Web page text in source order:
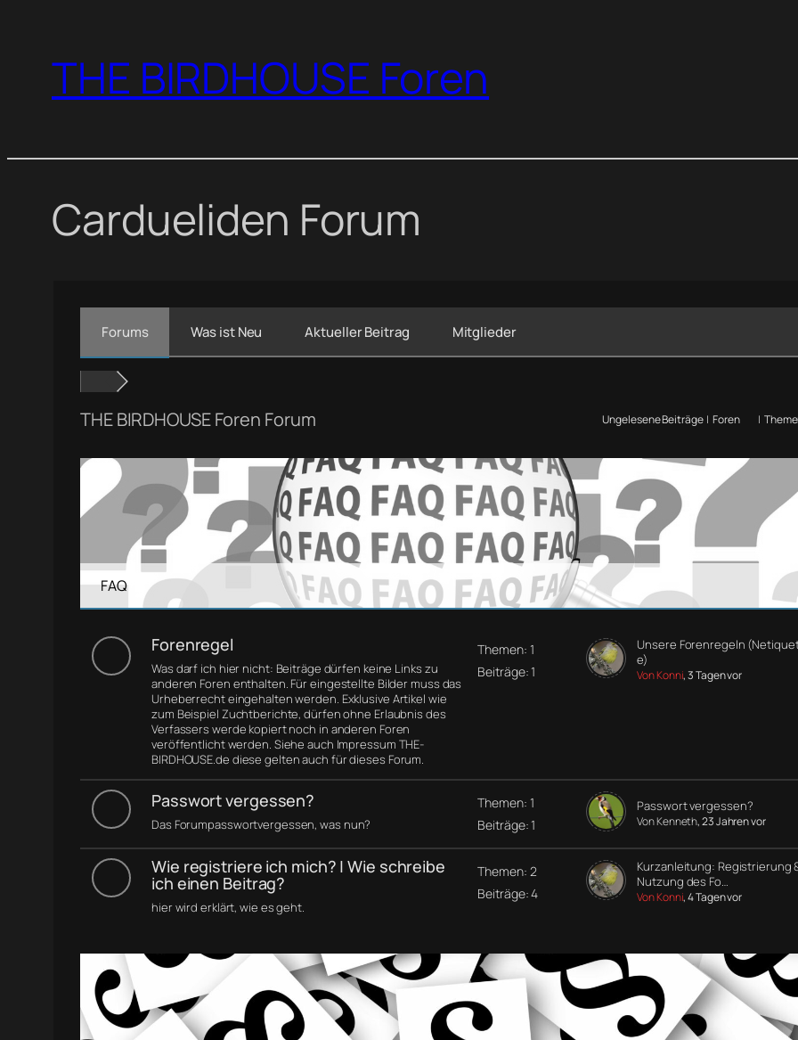
springenTHE BIRDHOUSE Foren
Cardueliden Forum
Forums Was ist Neu Aktueller Beitrag Mitglieder
THE BIRDHOUSE Foren Forum Ungelesene Beiträge | Foren |
FAQ
Forenregel
Was darf ich hier nicht: Beiträge dürfen keine Links zu
anderen Foren enthalten. Für eingestellte Bilder muss das
Urheberrecht eingehalten werden. Exklusive Artikel wie
zum Beispiel Zuchtberichte, dürfen ohne Erlaubnis des
Verfassers werde kopiert noch in anderen Foren
veröffentlicht werden. Siehe auch Impressum THE-
BIRDHOUSE.de diese gelten auch für dieses Forum.
Themen: 1
Beiträge: 1
Unsere Forenregeln
e)
Von Konni, 3 Tagen vor
Passwort vergessen?
Das Forumpasswortvergessen, was nun?
Themen: 1
Beiträge: 1
Passwort vergessen?
Von Kenneth, 23 Jahren vor
Wie registriere ich mich? | Wie schreibe
ich einen Beitrag?
hier wird erklärt, wie es geht.
Themen: 2
Beiträge: 4
Kurzanleitung: Registrierung
Nutzung des Fo…
Von Konni, 4 Tagen vor